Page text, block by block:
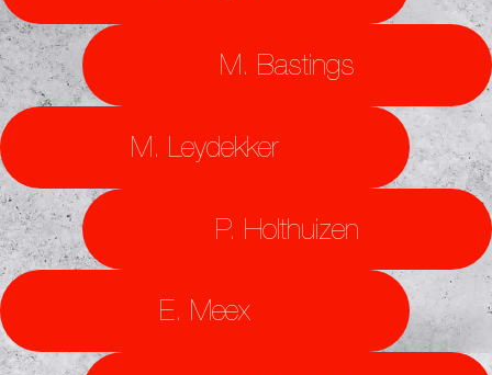
M. Bastings
M. Leydekker
P. Holthuizen
E. Meex